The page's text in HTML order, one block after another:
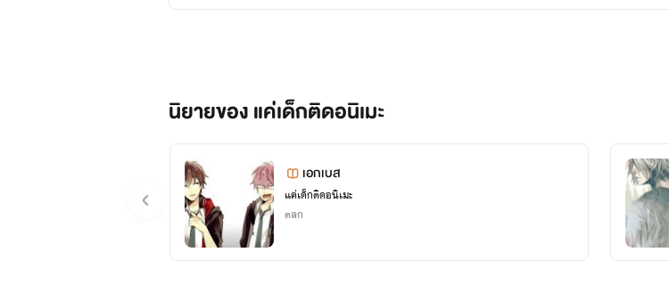
นิยายของ แค่เด็กติดอนิเมะ
เอกเบส
แค่เด็กติดอนิเมะ
ตลก